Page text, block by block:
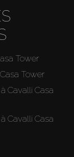
Tower
Tower
Cavalli Casa
Cavalli Casa